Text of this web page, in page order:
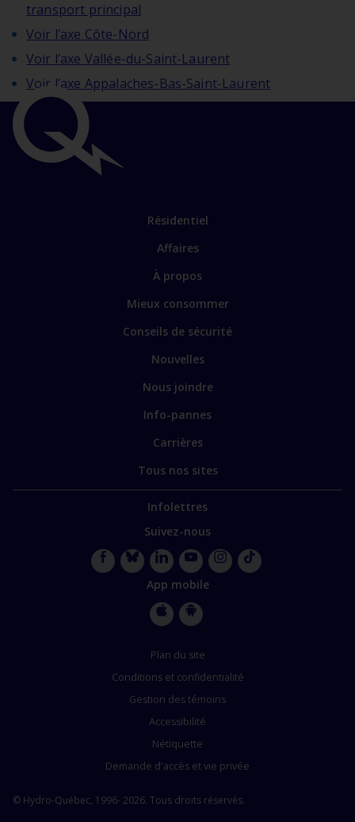
transport principal
Voir l’axe Côte-Nord
Voir l’axe Vallée-du-Saint-Laurent
Voir l’axe Appalaches-Bas-Saint-Laurent
importants
Lien
les
principales
Résidentiel
Affaires
Lien
certains
sites
À propos
Mieux consommer
Conseils de sécurité
Nouvelles
Nous joindre
Info-pannes
Carrières
Tous nos sites
Infolettres
Suivez-nous
BlueskyLinkedInYouTube
App mobile
StoreStore
Plan du site
Conditions et confidentialité
Gestion des témoins
Accessibilité
Nétiquette
Demande d'accès et vie privée
© Hydro-Québec, 1996- 2026. Tous droits réservés.